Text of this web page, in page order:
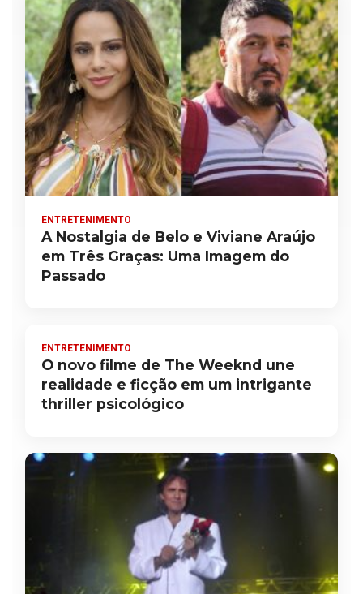
ENTRETENIMENTO
A Nostalgia de Belo e Viviane Araújo
em Três Graças: Uma Imagem do
Passado
ENTRETENIMENTO
O novo filme de The Weeknd une
realidade e ficção em um intrigante
thriller psicológico